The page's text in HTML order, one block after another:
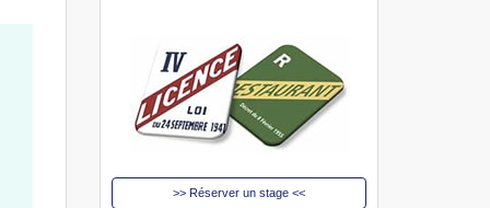
>> Réserver un stage <<